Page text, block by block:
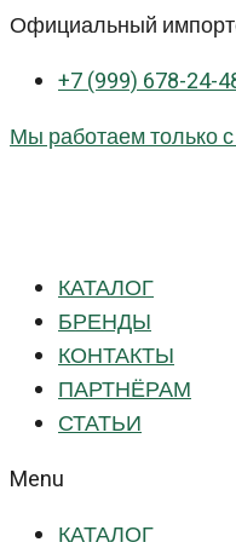
Перейти
контенту
Официальный
+7 (999) 678-24-
Мы работаем только
КАТАЛОГ
БРЕНДЫ
КОНТАКТЫ
ПАРТНЁРАМ
СТАТЬИ
Menu
КАТАЛОГ